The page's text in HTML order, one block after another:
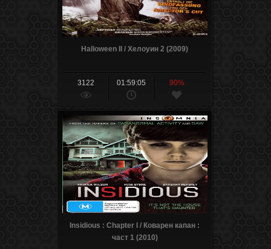
Halloween II / Хелоуин 2 (2009)
3122 01:59:05 90%
Insidious : Chapter I / Коварен капан :
част 1 (2010)